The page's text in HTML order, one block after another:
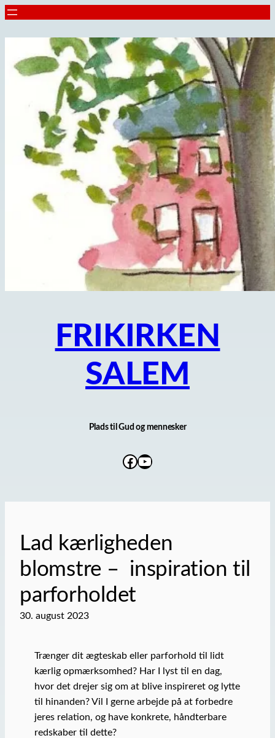
Spring
FRIKIRKEN
SALEM
Plads til Gud og mennesker
Facebook
YouTube
Lad kærligheden
blomstre – inspiration til
parforholdet
30. august 2023
Trænger dit ægteskab eller parforhold til lidt
kærlig opmærksomhed? Har I lyst til en dag,
hvor det drejer sig om at blive inspireret og lytte
til hinanden? Vil I gerne arbejde på at forbedre
jeres relation, og have konkrete, håndterbare
redskaber til dette?